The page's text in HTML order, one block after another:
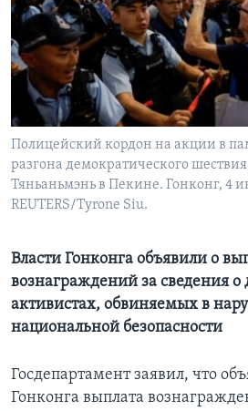
Learning English
СОЦИАЛЬНЫЕ СЕТИ
Языки
Полицейский кордон на акции в
разгона демократического
Тяньаньмэнь в Пекине. Гонконг, 4
REUTERS/Tyrone Siu.
Власти Гонконга объявили о
вознаграждений за сведения
активистах, обвиняемых в
национальной безопасности
Госдепартамент заявил, что
Гонконга выплата